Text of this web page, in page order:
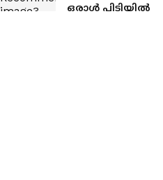
ഒരാൾ പിടിയിൽ